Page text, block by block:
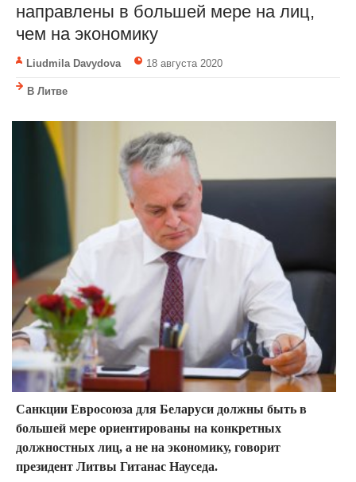
направлены в большей мере на лиц,
чем на экономику
Liudmila Davydova 18 августа 2020
В Литве
Санкции Евросоюза для Беларуси должны быть в
большей мере ориентированы на конкретных
должностных лиц, а не на экономику, говорит
президент Литвы Гитанас Науседа.